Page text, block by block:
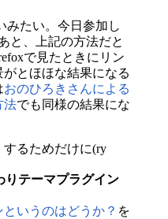
たい。今日参加し
と、上記の方法だと
で見たときにリン
とほほな結果になる
おのひろきさんによる
法でも同様の結果にな
るためだけに(ry
テーマプラグイン
いうのはどうか？ を